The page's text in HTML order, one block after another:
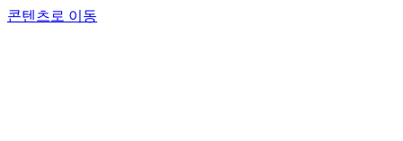
콘텐츠로 이동